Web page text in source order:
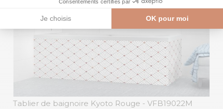
Tablier de baignoire Kyoto Rouge - VFB19022M